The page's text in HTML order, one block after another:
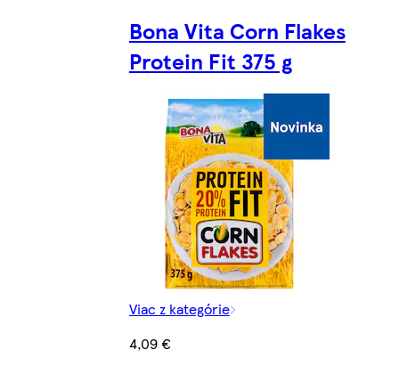
Bona Vita Corn Flakes
Protein Fit 375 g
Viac z kategórie
4,09 €